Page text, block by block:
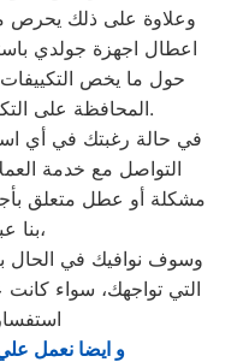
وعلاوة على ذلك يحرص
اعطال اجهزة جولدي
حول ما يخص
المحافظة على التكييف، من نصائح وصيانة دورية.
في حالة رغبتك في أي
التواصل مع خدمة
مشكلة أو عطل متعلق
بنا عبر أرقام التوكيل،
وسوف نوافيك في الحال
التي تواجهك، سواء كانت
و ايضا نعمل